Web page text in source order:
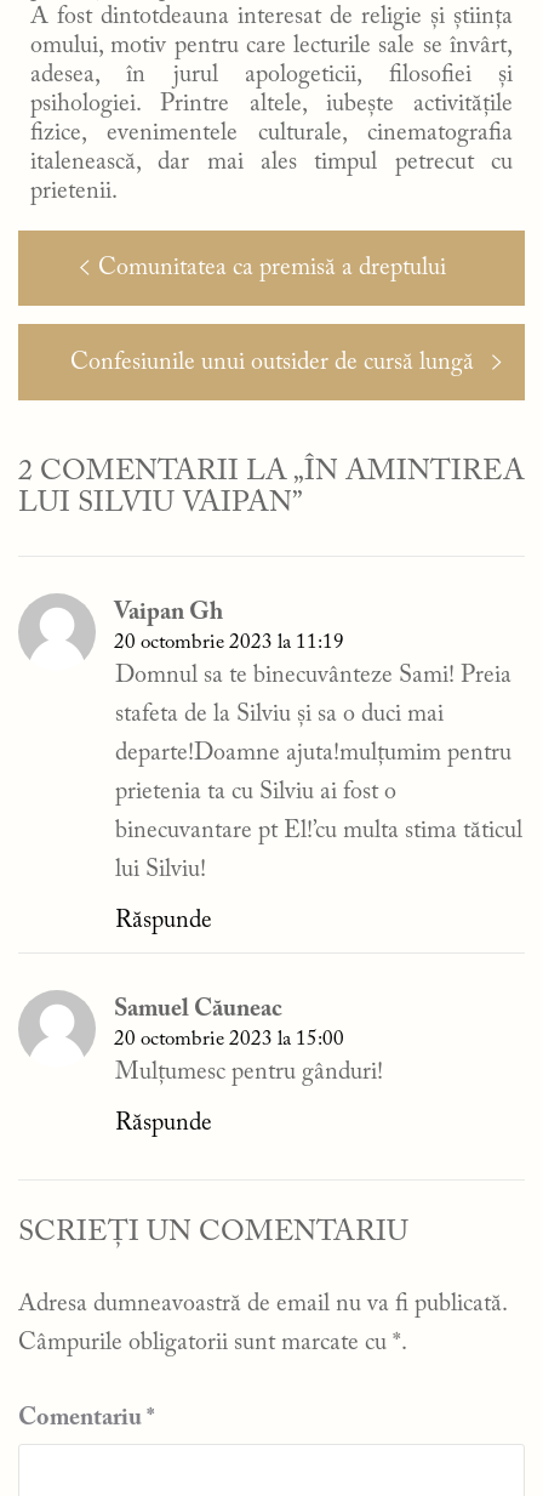
A fost dintotdeauna interesat de religie și știința
omului, motiv pentru care lecturile sale se învârt,
adesea, în jurul apologeticii, filosofiei și
psihologiei. Printre altele, iubește activitățile
fizice, evenimentele culturale, cinematografia
italenească, dar mai ales timpul petrecut cu
prietenii.
Navigare
articole
Articolul
anterior:
Comunitatea ca premisă a dreptului
Articolul
următor:
Confesiunile unui outsider de cursă lungă
2 COMENTARII LA „ÎN AMINTIREA
LUI SILVIU VAIPAN”
Vaipan Gh
20 octombrie 2023 la 11:19
Domnul sa te binecuvânteze Sami! Preia
stafeta de la Silviu și sa o duci mai
departe!Doamne ajuta!mulțumim pentru
prietenia ta cu Silviu ai fost o
binecuvantare pt El!’cu multa stima tăticul
lui Silviu!
Răspunde
Samuel Căuneac
20 octombrie 2023 la 15:00
Mulțumesc pentru gânduri!
Răspunde
SCRIEȚI UN COMENTARIU
Adresa dumneavoastră de email nu va fi publicată.
Câmpurile obligatorii sunt marcate cu *.
Comentariu *